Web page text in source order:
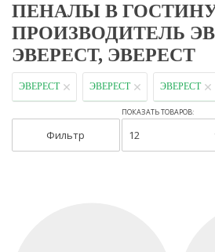
ПЕНАЛЫ В
ПРОИЗВОДИТЕЛЬ
ЭВЕРЕСТ, ЭВЕРЕСТ
ЭВЕРЕСТ ЭВЕРЕСТ ЭВЕРЕСТ
Фильтр
ПОКАЗАТЬ ТОВАРОВ:
12